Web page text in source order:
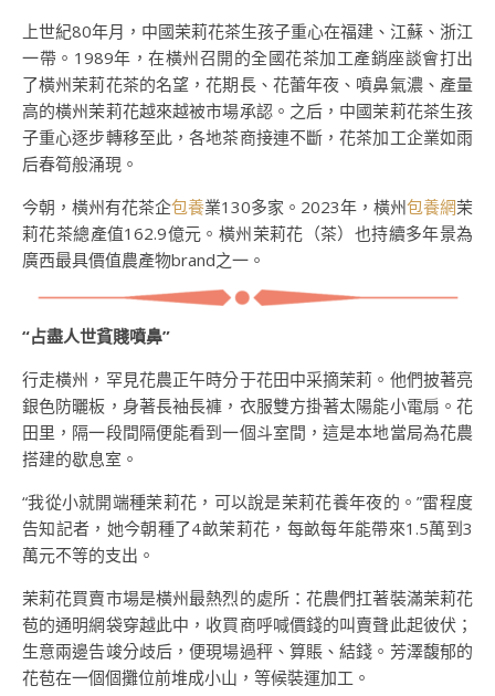
上世紀80年月，中國茉莉花茶生孩子重心在福建、江蘇、浙江
一帶。1989年，在橫州召開的全國花茶加工產銷座談會打出
了橫州茉莉花茶的名望，花期長、花蕾年夜、噴鼻氣濃、產量
高的橫州茉莉花越來越被市場承認。之后，中國茉莉花茶生孩
子重心逐步轉移至此，各地茶商接連不斷，花茶加工企業如雨
后春筍般涌現。
今朝，橫州有花茶企包養業130多家。2023年，橫州包養網茉
莉花茶總產值162.9億元。橫州茉莉花（茶）也持續多年景為
廣西最具價值農產物brand之一。
“占盡人世貧賤噴鼻”
行走橫州，罕見花農正午時分于花田中采摘茉莉。他們披著亮
銀色防曬板，身著長袖長褲，衣服雙方掛著太陽能小電扇。花
田里，隔一段間隔便能看到一個斗室間，這是本地當局為花農
搭建的歇息室。
“我從小就開端種茉莉花，可以說是茉莉花養年夜的。”雷程度
告知記者，她今朝種了4畝茉莉花，每畝每年能帶來1.5萬到3
萬元不等的支出。
茉莉花買賣市場是橫州最熱烈的處所：花農們扛著裝滿茉莉花
苞的通明網袋穿越此中，收買商呼喊價錢的叫賣聲此起彼伏；
生意兩邊告竣分歧后，便現場過秤、算賬、結錢。芳澤馥郁的
花苞在一個個攤位前堆成小山，等候裝運加工。